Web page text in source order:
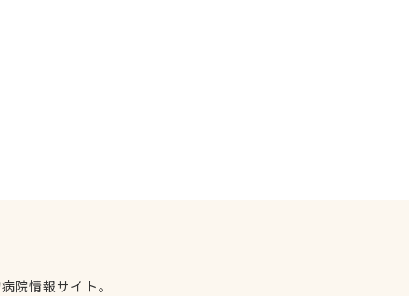
院情報サイト。